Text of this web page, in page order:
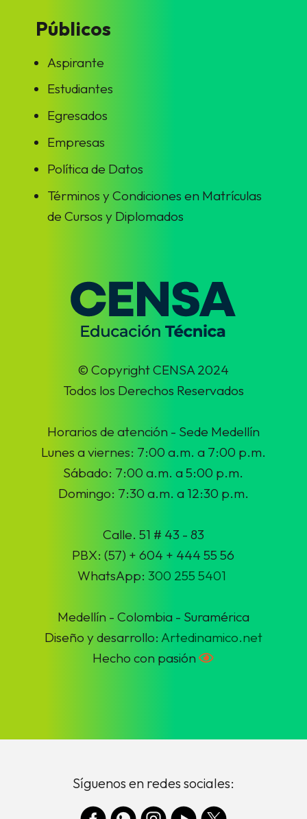
Públicos
Aspirante
Estudiantes
Egresados
Empresas
Política de Datos
Términos y Condiciones en Matrículas
de Cursos y Diplomados
© Copyright CENSA 2024
Todos los Derechos Reservados
Horarios de atención - Sede Medellín
Lunes a viernes: 7:00 a.m. a 7:00 p.m.
Sábado: 7:00 a.m. a 5:00 p.m.
Domingo: 7:30 a.m. a 12:30 p.m.
Calle. 51 # 43 - 83
PBX: (57) + 604 + 444 55 56
WhatsApp:300 255 5401
Medellín - Colombia - Suramérica
Diseño y desarrollo: Artedinamico.net
Hecho con pasión
Síguenos en redes sociales: